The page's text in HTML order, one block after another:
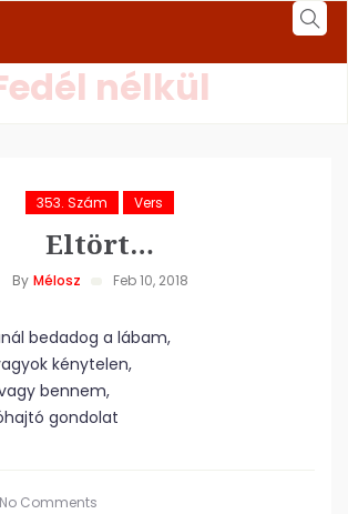
nélkül
353. Szám Vers
Eltört…
By Mélosz Feb 10, 2018
bedadog a lábam,
kénytelen,
bennem,
gondolat
No Comments